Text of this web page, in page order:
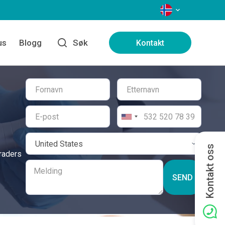
SPRÅK
Blogg Søk Kontakt
SEND Kontakt oss